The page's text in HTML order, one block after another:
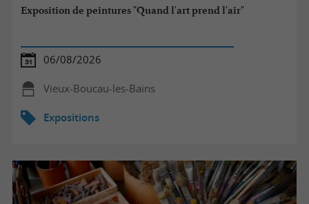
Exposition de peintures "Quand l'art prend l'air"
06/08/2026
Vieux-Boucau-les-Bains
Expositions